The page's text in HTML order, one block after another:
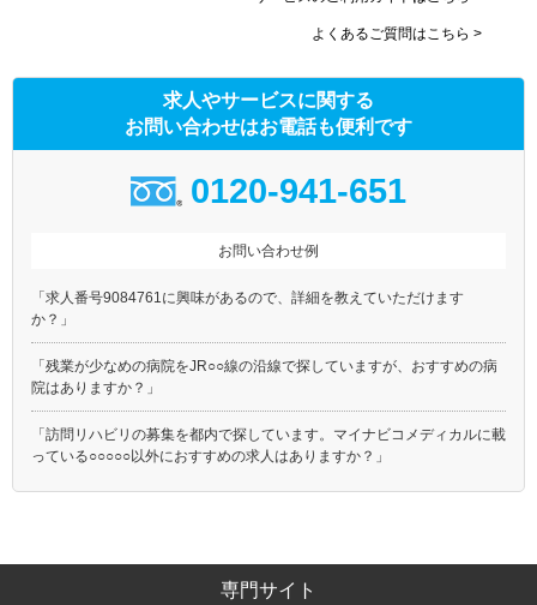
よくあるご質問はこちら >
求人やサービスに関する
お問い合わせはお電話も便利です
0120-941-651
お問い合わせ例
「求人番号9084761に興味があるので、詳細を教えていただけます
か？」
「残業が少なめの病院をJR○○線の沿線で探していますが、おすすめの病
院はありますか？」
「訪問リハビリの募集を都内で探しています。マイナビコメディカルに載
っている○○○○○以外におすすめの求人はありますか？」
専門サイト